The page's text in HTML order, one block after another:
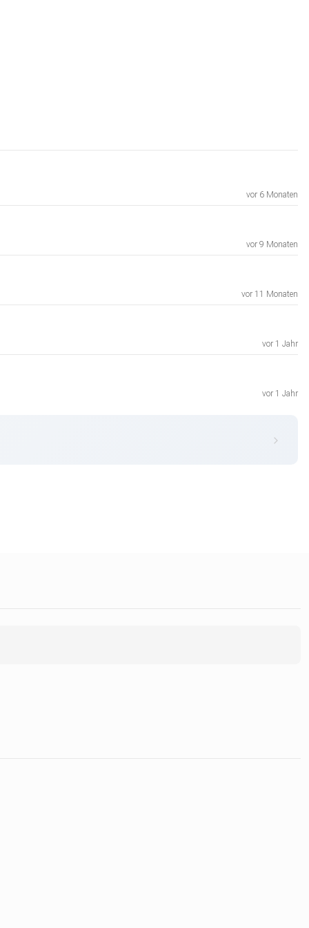
vor 6 Monaten
vor 9 Monaten
vor 11 Monaten
vor 1 Jahr
vor 1 Jahr